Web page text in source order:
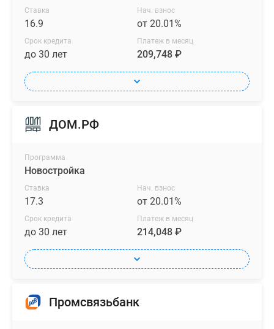
Ставка
16.9
Нач. взнос
от 20.01%
Срок кредита
до 30 лет
Платеж в месяц
209,748 ₽
ДОМ.РФ
Программа
Новостройка
Ставка
17.3
Нач. взнос
от 20.01%
Срок кредита
до 30 лет
Платеж в месяц
214,048 ₽
Промсвязьбанк